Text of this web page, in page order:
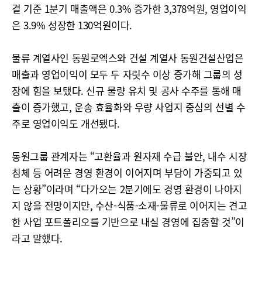
결 기준 1분기 매출액은 0.3% 증가한 3,378억원, 영업이익
은 3.9% 성장한 130억원이다.
물류 계열사인 동원로엑스와 건설 계열사 동원건설산업은
매출과 영업이익이 모두 두 자릿수 이상 증가해 그룹의 성
장에 힘을 보탰다. 신규 물량 유치 및 공사 수주를 통해 매
출이 증가했고, 운송 효율화와 우량 사업지 중심의 선별 수
주로 영업이익도 개선됐다.
동원그룹 관계자는 “고환율과 원자재 수급 불안, 내수 시장
침체 등 어려운 경영 환경이 이어지며 부담이 가중되고 있
는 상황”이라며 “다가오는 2분기에도 경영 환경이 나아지
지 않을 전망이지만, 수산-식품-소재-물류로 이어지는 견고
한 사업 포트폴리오를 기반으로 내실 경영에 집중할 것”이
라고 말했다.